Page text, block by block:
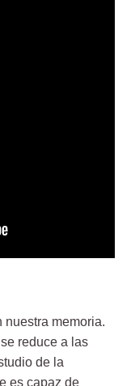
nuestra memoria.
reduce a las
de la
es capaz de